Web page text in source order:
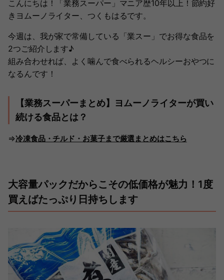
こんにちは！「業務スーパー」マニア歴10年以上！節約好
きヨムーノライター、つくもはるです。
今週は、我が家で常備している「業スー」でお得な食品を
2つご紹介します♪
組み合わせれば、よく噛んで食べられるヘルシーおやつに
なるんです！
【業務スーパーまとめ】ヨムーノライターが買い
続ける食品とは？
⇒冷凍食品・チルド・お菓子まで厳選まとめはこちら
大容量パックだからこその低価格が魅力！1度
買えばたっぷり日持ちします